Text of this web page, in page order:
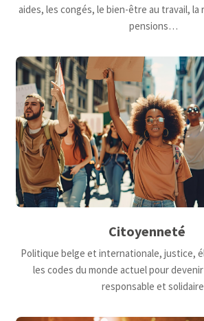
aides, les congés, le bien-être au travail, la
pensions…
Citoyenneté
Politique belge et internationale, justice,
les codes du monde actuel pour
responsable et